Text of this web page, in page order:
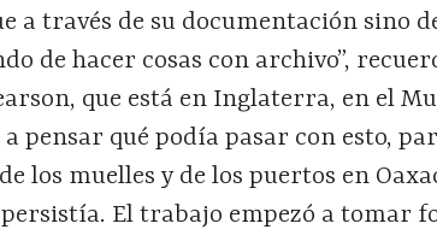
a través de su documentación sino
de hacer cosas con archivo”,
que está en Inglaterra, en el
a pensar qué podía pasar con esto,
los muelles y de los puertos en
El trabajo empezó a tomar